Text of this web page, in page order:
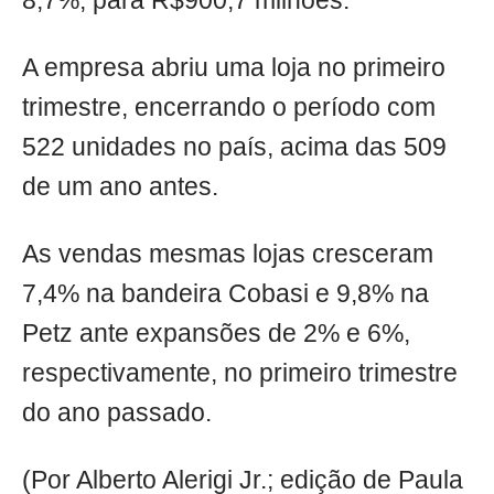
A empresa abriu uma loja no primeiro
trimestre, encerrando o período com
522 unidades no país, acima das 509
de um ano antes.
As vendas mesmas lojas cresceram
7,4% na bandeira Cobasi e 9,8% na
Petz ante expansões de 2% e 6%,
respectivamente, no primeiro trimestre
do ano passado.
(Por Alberto Alerigi Jr.; edição de Paula